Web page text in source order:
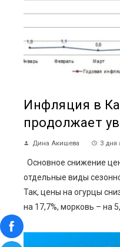
Инфляция в
продолжает
Дина Акишева 3 дня
Основное снижение
отдельные виды
Так, цены на огурцы
на 17,7%, морковь – на